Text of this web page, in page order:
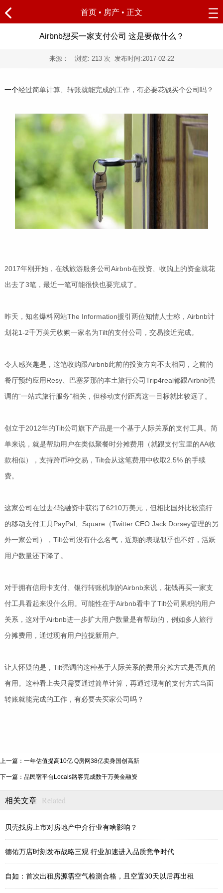
首页 • 房产 • 正文
Airbnb想买一家支付公司 这是要做什么？
来源： 浏览: 213 次 发布时间:2017-02-22
一个经过简单计算、转账就能完成的工作，有必要花钱买个公司吗？
2017年刚开始，在线旅游服务公司Airbnb在投资、收购上的资金就花
出去了3笔，最近一笔可能很快也要完成了。
昨天，知名爆料网站The Information援引两位知情人士称，Airbnb计
划花1-2千万美元收购一家名为Tilt的支付公司，交易接近完成。
令人感兴趣是，这笔收购跟Airbnb此前的投资方向不太相同，之前的
餐厅预约应用Resy、巴塞罗那的本土旅行公司Trip4real都跟Airbnb强
调的“一站式旅行服务”相关，但移动支付距离这一目标就比较远了。
创立于2012年的Tilt公司旗下产品是一个基于人际关系的支付工具。简
单来说，就是帮助用户在类似聚餐时分摊费用（就跟支付宝里的AA收
款相似），支持跨币种交易，Tilt会从这笔费用中收取2.5% 的手续
费。
这家公司在过去4轮融资中获得了6210万美元，但相比国外比较流行
的移动支付工具PayPal、Square（Twitter CEO Jack Dorsey管理的另
外一家公司），Tilt公司没有什么名气，近期的表现似乎也不好，活跃
用户数量还下降了。
对于拥有信用卡支付、银行转账机制的Airbnb来说，花钱再买一家支
付工具看起来没什么用。可能性在于Airbnb看中了Tilt公司累积的用户
关系，这对于Airbnb进一步扩大用户数量是有帮助的，例如多人旅行
分摊费用，通过现有用户拉拢新用户。
让人怀疑的是，Tilt强调的这种基于人际关系的费用分摊方式是否真的
有用。这种看上去只需要通过简单计算，再通过现有的支付方式当面
转账就能完成的工作，有必要去买家公司吗？
上一篇：一年估值提高10亿 Q房网38亿卖身国创高新
下一篇：品民宿平台Locals路客完成数千万美金融资
相关文章 Related
贝壳找房上市对房地产中介行业有啥影响？
德佑万店时刻发布战略三观 行业加速进入品质竞争时代
自如：首次出租房源需空气检测合格，且空置30天以后再出租